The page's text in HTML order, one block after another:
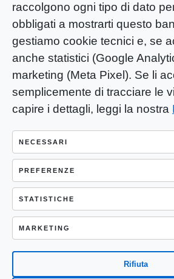
raccolgono ogni tipo di dato
obbligati a mostrarti questo
gestiamo cookie tecnici e, se
anche statistici (Google
marketing (Meta Pixel). Se li
semplicemente di tracciare le
capire i dettagli, leggi la nostra
NECESSARI
PREFERENZE
STATISTICHE
MARKETING
Rifiuta
YOU-ng Slow Journalism è
giornalistica di proprietà di
Registrazione presso Trib.
Capua Vetere (CE) n° 900
ISSN 3103-4683
P.IVA: 04755530617
Sede Legale: CASERTA – VIA
NERONI 11 CAP 81100